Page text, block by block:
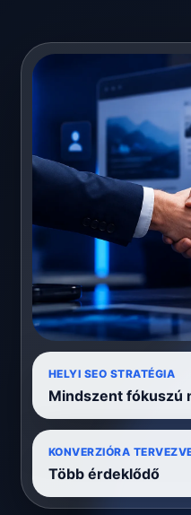
HELYI SEO STRATÉGIA
Mindszent fókuszú
KONVERZIÓRA
Több érdeklődő